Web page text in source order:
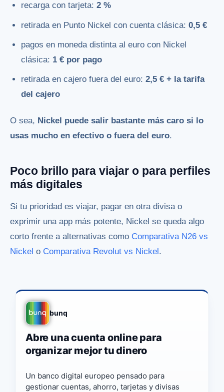
recarga con tarjeta:2 %
retirada en Punto Nickel con cuenta clásica:0,5 €
pagos en moneda distinta al euro con Nickel
clásica: 1 € por pago
retirada en cajero fuera del euro:2,5 € + la tarifa
del cajero
O sea, Nickel puede salir bastante más caro si lo
usas mucho en efectivo o fuera del euro.
Poco brillo para viajar o para perfiles
más digitales
Si tu prioridad es viajar, pagar en otra divisa o
exprimir una app más potente, Nickel se queda algo
corto frente a alternativas como Comparativa N26 vs
Nickel o Comparativa Revolut vs Nickel.
bunq
Abre una cuenta online para
organizar mejor tu dinero
Un banco digital europeo pensado para
gestionar cuentas, ahorro, tarjetas y divisas